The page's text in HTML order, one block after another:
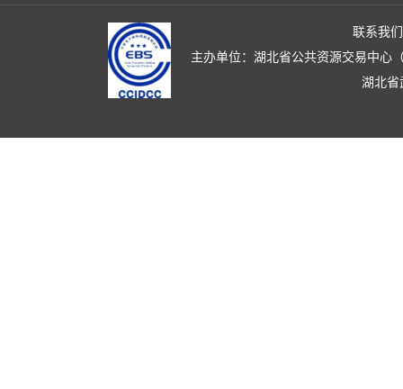
联系我们
主办单位：湖北省公共资源交易中心
湖北省